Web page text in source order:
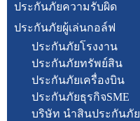
ประกันภัยความรับผิด
ประกันภัยผู้เล่นกอล์ฟ
ประกันภัยโรงงาน
ประกันภัยทรัพย์สิน
ประกันภัยเครื่องบิน
ประกันภัยธุรกิจSME
บริษัท นำสินประกันภัย